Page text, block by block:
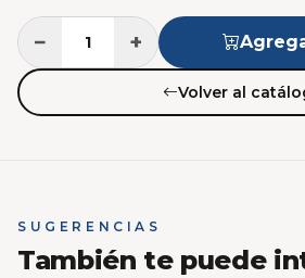
− +
Volver al
SUGERENCIAS
También te puede